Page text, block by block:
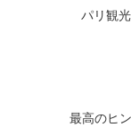
パリ観
最高のヒ